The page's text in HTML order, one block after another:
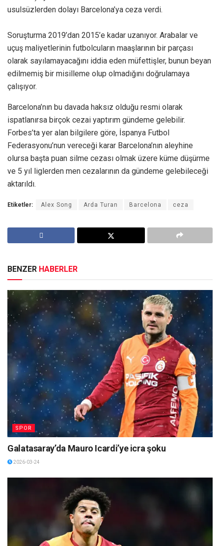
usulsüzlerden dolayı Barcelona’ya ceza verdi.
Soruşturma 2019’dan 2015’e kadar uzanıyor. Arabalar ve
uçuş maliyetlerinin futbolcuların maaşlarının bir parçası
olarak sayılamayacağını iddia eden müfettişler, bunun beyan
edilmemiş bir misilleme olup olmadığını doğrulamaya
çalışıyor.
Barcelona’nın bu davada haksız olduğu resmi olarak
ispatlanırsa birçok cezai yaptırım gündeme gelebilir.
Forbes’ta yer alan bilgilere göre, İspanya Futbol
Federasyonu’nun vereceği karar Barcelona’nın aleyhine
olursa başta puan silme cezası olmak üzere küme düşürme
ve 5 yıl liglerden men cezalarının da gündeme gelebileceği
aktarıldı.
Etiketler: Alex Song Arda Turan Barcelona ceza
BENZER HABERLER
SPOR
Galatasaray’da Mauro Icardi’ye icra şoku
2026-03-24